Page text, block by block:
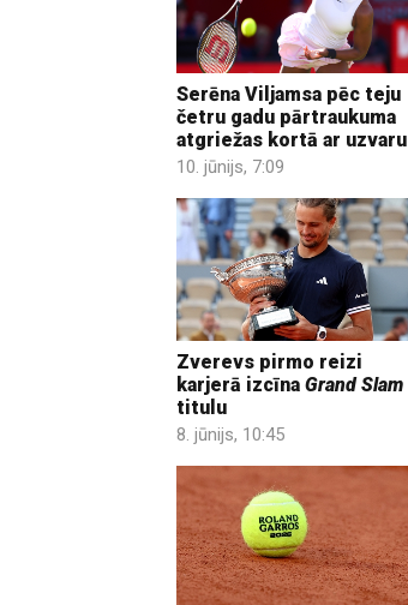
Serēna Viljamsa pēc teju
četru gadu pārtraukuma
atgriežas kortā ar uzvaru
10. jūnijs, 7:09
Zverevs pirmo reizi
karjerā izcīna Grand Slam
titulu
8. jūnijs, 10:45